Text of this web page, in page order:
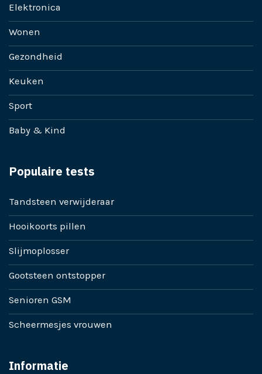
Elektronica
Wonen
Gezondheid
Keuken
Sport
Baby & Kind
Populaire tests
Tandsteen verwijderaar
Hooikoorts pillen
Slijmoplosser
Gootsteen ontstopper
Senioren GSM
Scheermesjes vrouwen
Informatie